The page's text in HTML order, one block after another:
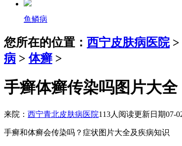
鱼鳞病
您所在的位置： 西宁皮肤病医院>
病 >体癣 >
手癣体癣传染吗图片大全
来院： 西宁青北皮肤病医院113人阅读更新日期07-
手癣和体癣会传染吗？症状图片大全及疾病知识